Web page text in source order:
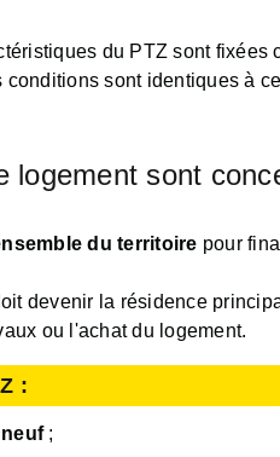
du PTZ sont fixées
sont identiques à
logement sont
du territoire pour
devenir la résidence
ou l'achat du logement.
:
;